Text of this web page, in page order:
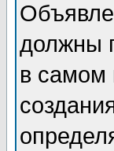
должны
в самом